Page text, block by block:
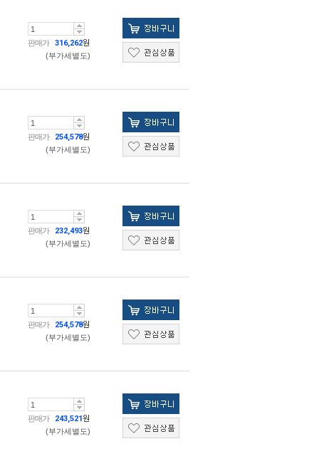
판매가 316,262원
(부가세별도)
판매가 254,578원
(부가세별도)
판매가 232,493원
(부가세별도)
판매가 254,578원
(부가세별도)
판매가 243,521원
(부가세별도)